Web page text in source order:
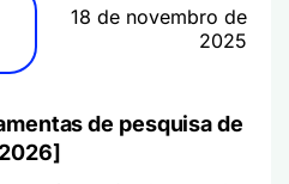
18 de novembro de
2025
de pesquisa de